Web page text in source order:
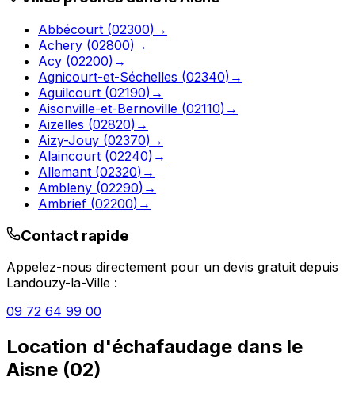
Abbécourt (02300) →
Achery (02800) →
Acy (02200) →
Agnicourt-et-Séchelles (02340) →
Aguilcourt (02190) →
Aisonville-et-Bernoville (02110) →
Aizelles (02820) →
Aizy-Jouy (02370) →
Alaincourt (02240) →
Allemant (02320) →
Ambleny (02290) →
Ambrief (02200) →
Contact rapide
Appelez-nous directement pour un devis gratuit depuis
Landouzy-la-Ville :
09 72 64 99 00
Location d'échafaudage dans le
Aisne (02)